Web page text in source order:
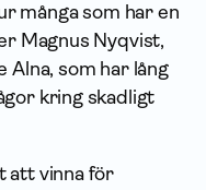
många som har en
Magnus Nyqvist,
Alna, som har lång
kring skadligt
att vinna för